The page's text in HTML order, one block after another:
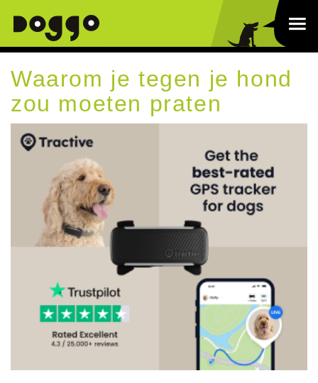
Waarom je tegen je hond
zou moeten praten